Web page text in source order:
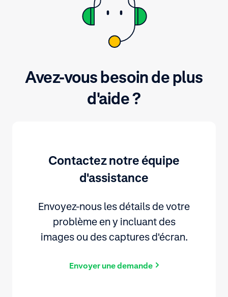
Avez-vous besoin de plus
d'aide ?
Contactez notre équipe
d'assistance
Envoyez-nous les détails de votre
problème en y incluant des
images ou des captures d'écran.
Envoyer une demande